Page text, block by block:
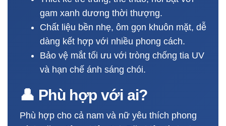
gam xanh dương thời thượng.
Chất liệu bền nhẹ, ôm gọn khuôn mặt, dễ
dàng kết hợp với nhiều phong cách.
Bảo vệ mắt tối ưu với tròng chống tia UV
và hạn chế ánh sáng chói.
👤 Phù hợp với ai?
Phù hợp cho cả nam và nữ yêu thích phong